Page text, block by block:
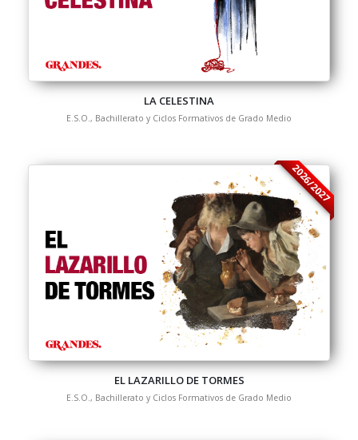
LA CELESTINA
E.S.O., Bachillerato y Ciclos Formativos de Grado Medio
2026/2027
EL LAZARILLO DE TORMES
E.S.O., Bachillerato y Ciclos Formativos de Grado Medio